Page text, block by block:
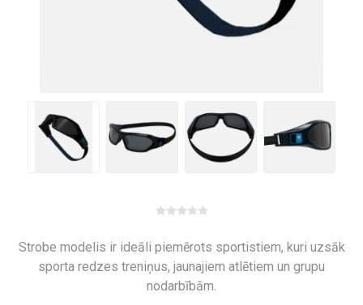
Strobe modelis ir ideāli piemērots sportistiem, kuri uzsāk
sporta redzes treniņus, jaunajiem atlētiem un grupu
nodarbībām.